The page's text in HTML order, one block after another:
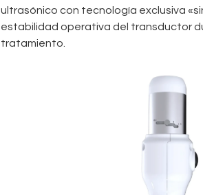
ultrasónico con tecnología exclusiva
estabilidad operativa del transductor
tratamiento.